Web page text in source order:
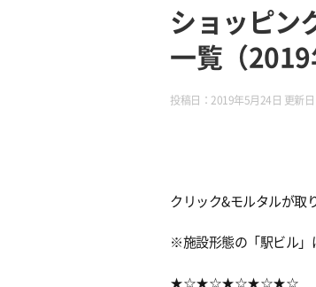
ショッピン
一覧（2019
投稿日：2019年5月24日 更新日
クリック&モルタルが取
※施設形態の「駅ビル」
★☆★☆★☆★☆★☆